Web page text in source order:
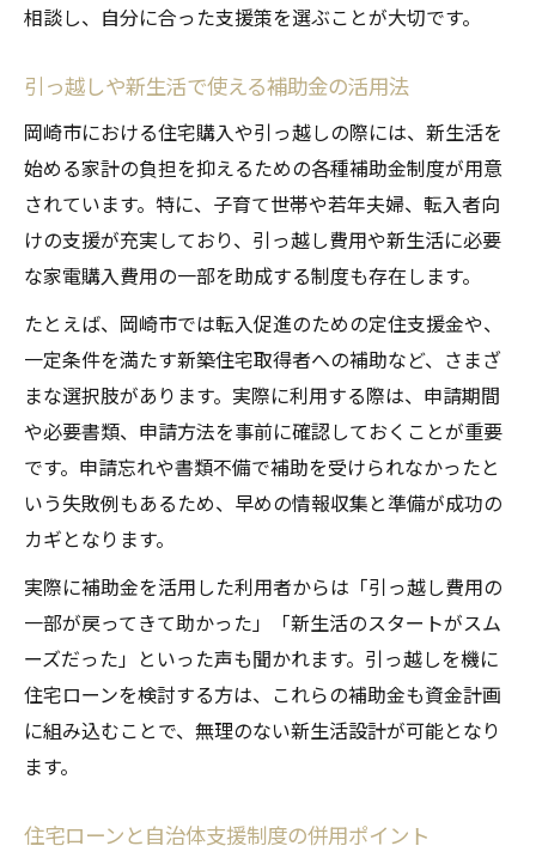
相談し、自分に合った支援策を選ぶことが大切です。
引っ越しや新生活で使える補助金の活用法
岡崎市における住宅購入や引っ越しの際には、新生活を
始める家計の負担を抑えるための各種補助金制度が用意
されています。特に、子育て世帯や若年夫婦、転入者向
けの支援が充実しており、引っ越し費用や新生活に必要
な家電購入費用の一部を助成する制度も存在します。
たとえば、岡崎市では転入促進のための定住支援金や、
一定条件を満たす新築住宅取得者への補助など、さまざ
まな選択肢があります。実際に利用する際は、申請期間
や必要書類、申請方法を事前に確認しておくことが重要
です。申請忘れや書類不備で補助を受けられなかったと
いう失敗例もあるため、早めの情報収集と準備が成功の
カギとなります。
実際に補助金を活用した利用者からは「引っ越し費用の
一部が戻ってきて助かった」「新生活のスタートがスム
ーズだった」といった声も聞かれます。引っ越しを機に
住宅ローンを検討する方は、これらの補助金も資金計画
に組み込むことで、無理のない新生活設計が可能となり
ます。
住宅ローンと自治体支援制度の併用ポイント